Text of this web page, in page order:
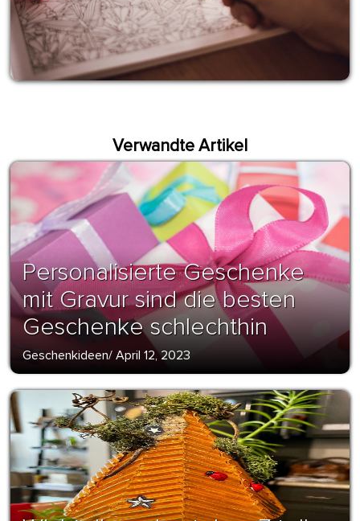
Verwandte Artikel
Personalisierte Geschenke
mit Gravur sind die besten
Geschenke schlechthin
Geschenkideen/ April 12, 2023